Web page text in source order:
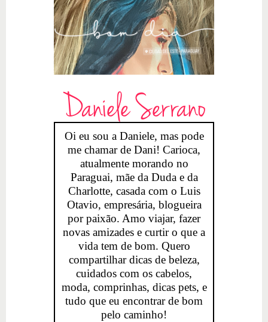
Daniele Serrano
Oi eu sou a Daniele, mas pode
me chamar de Dani! Carioca,
atualmente morando no
Paraguai, mãe da Duda e da
Charlotte, casada com o Luis
Otavio, empresária, blogueira
por paixão. Amo viajar, fazer
novas amizades e curtir o que a
vida tem de bom. Quero
compartilhar dicas de beleza,
cuidados com os cabelos,
moda, comprinhas, dicas pets, e
tudo que eu encontrar de bom
pelo caminho!